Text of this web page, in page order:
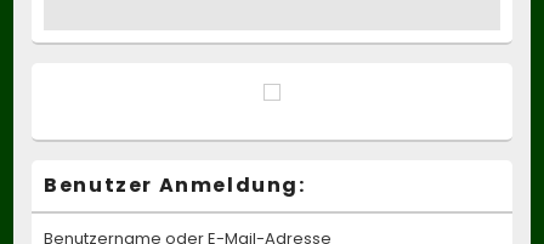
Benutzer Anmeldung:
Benutzername oder E-Mail-Adresse